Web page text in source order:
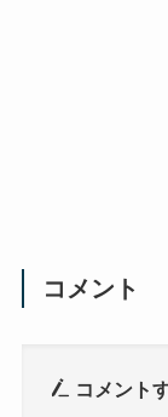
コメント
コメント